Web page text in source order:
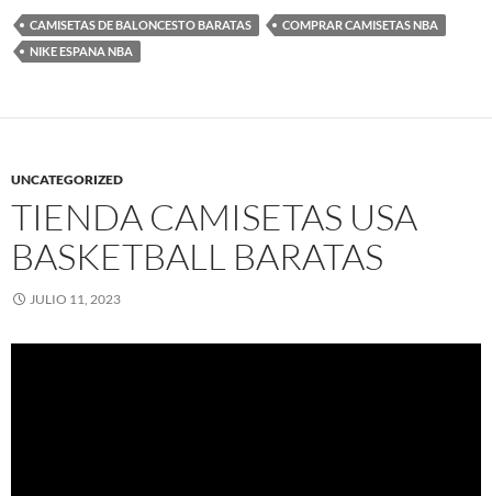
CAMISETAS DE BALONCESTO BARATAS
COMPRAR CAMISETAS NBA
NIKE ESPANA NBA
UNCATEGORIZED
TIENDA CAMISETAS USA
BASKETBALL BARATAS
JULIO 11, 2023